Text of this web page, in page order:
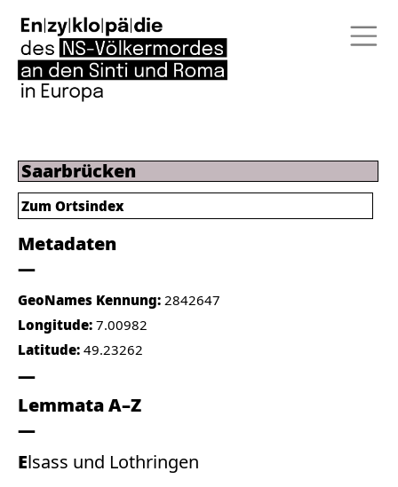
Saarbrücken
Metadaten
GeoNames Kennung: 2842647
Longitude: 7.00982
Latitude: 49.23262
Lemmata A–Z
Elsass und Lothringen
Zum Ortsindex